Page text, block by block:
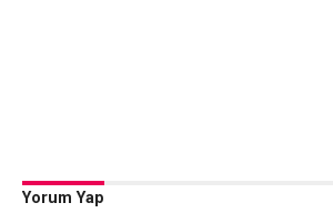
Yorum Yap